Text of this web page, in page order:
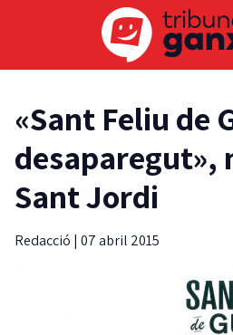
«Sant Feliu de
desaparegut»,
Sant Jordi
Redacció | 07 abril 2015